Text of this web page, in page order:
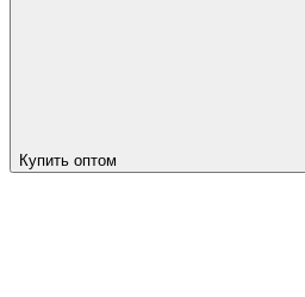
Купить оптом